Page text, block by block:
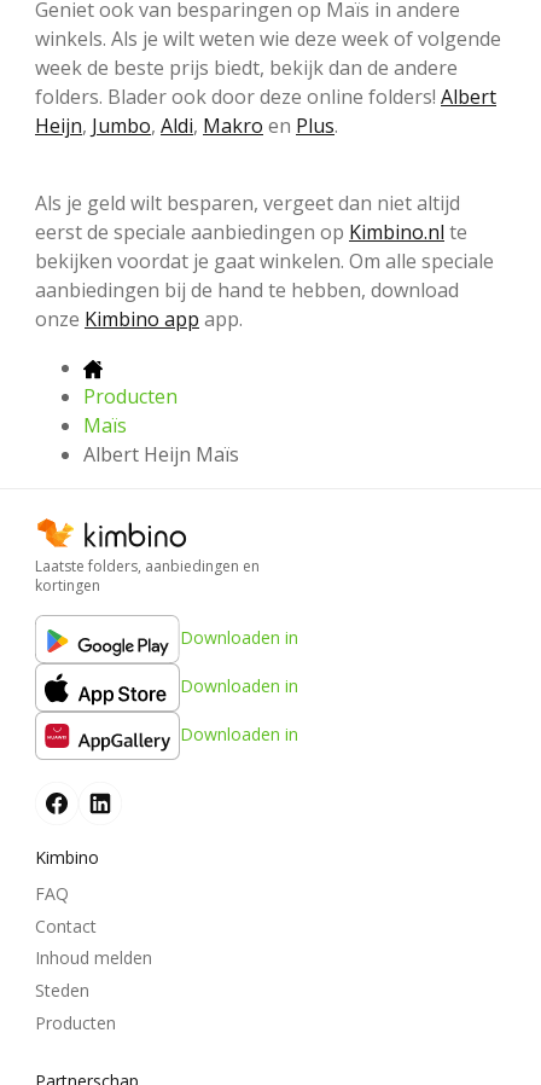
Geniet ook van besparingen op Maïs in andere
winkels. Als je wilt weten wie deze week of volgende
week de beste prijs biedt, bekijk dan de andere
folders. Blader ook door deze online folders! Albert
Heijn, Jumbo, Aldi, Makro en Plus.
Als je geld wilt besparen, vergeet dan niet altijd
eerst de speciale aanbiedingen op Kimbino.nl te
bekijken voordat je gaat winkelen. Om alle speciale
aanbiedingen bij de hand te hebben, download
onze Kimbino app app.
Producten
Maïs
Albert Heijn Maïs
Laatste folders, aanbiedingen en
kortingen
Downloaden in
Downloaden in
Downloaden in
Kimbino
FAQ
Contact
Inhoud melden
Steden
Producten